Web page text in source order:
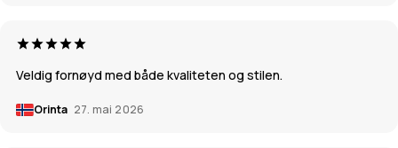
Veldig fornøyd med både kvaliteten og stilen.
Orinta 27. mai 2026